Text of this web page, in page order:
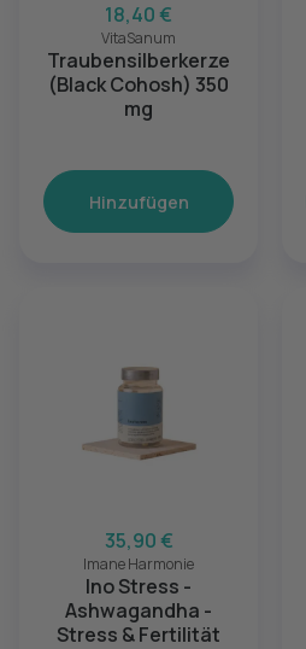
18,40 €
VitaSanum
Traubensilberkerze
(Black Cohosh) 350
mg
Hinzufügen
35,90 €
Imane Harmonie
Ino Stress -
Ashwagandha -
Stress & Fertilität